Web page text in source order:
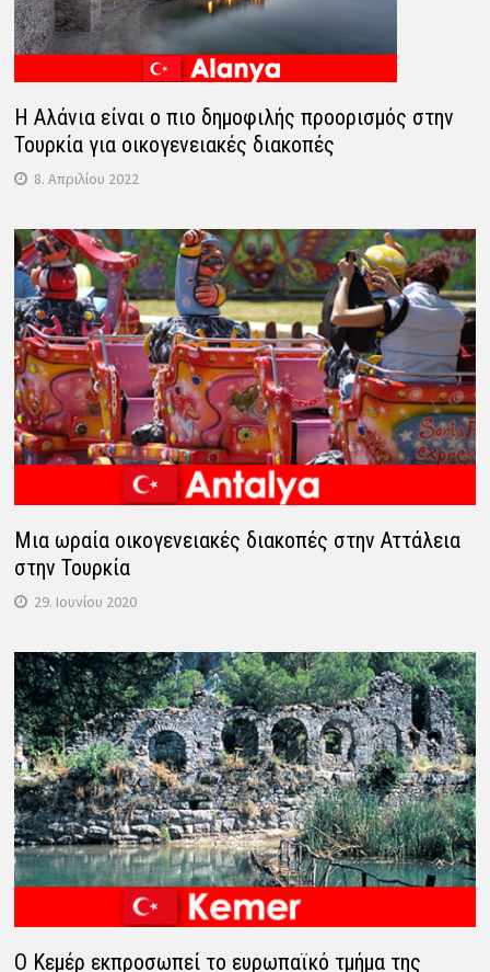
Η Αλάνια είναι ο πιο δημοφιλής προορισμός στην
Τουρκία για οικογενειακές διακοπές
8. Απριλίου 2022
Μια ωραία οικογενειακές διακοπές στην Αττάλεια
στην Τουρκία
29. Ιουνίου 2020
Ο Κεμέρ εκπροσωπεί το ευρωπαϊκό τμήμα της